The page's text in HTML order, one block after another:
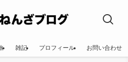
雑記 プロフィール お問い合わせ